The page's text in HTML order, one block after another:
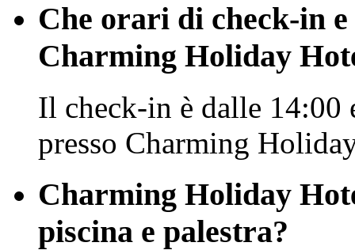
Che orari di check-in
Charming Holiday
Il check-in è dalle
presso Charming
Charming Holiday
piscina e palestra?